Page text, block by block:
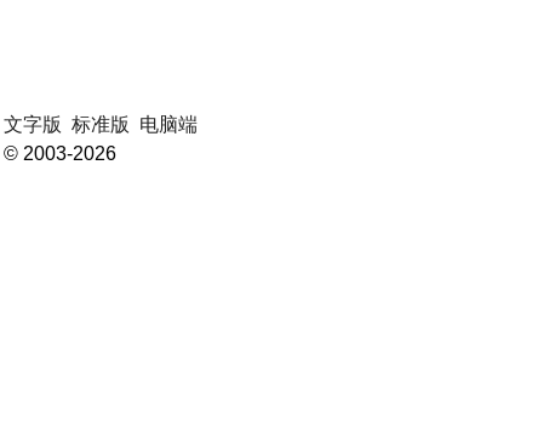
文字版 标准版
电脑端
© 2003-2026